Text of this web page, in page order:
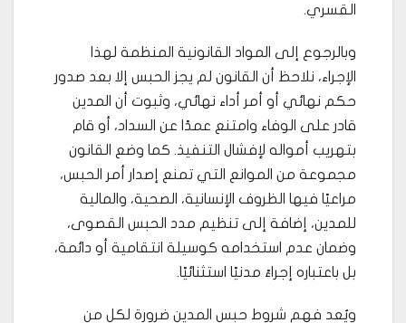
القسري.
وبالرجوع إلى المواد القانونية المنظمة لهذا
الإجراء، نلاحظ أن القانون لم يجز الحبس إلا بعد صدور
حكم نهائي أو أمر أداء نهائي، وثبوت أن المدين
قادر على الوفاء وامتنع عمدًا عن السداد، أو قام
بتهريب أمواله لإفشال التنفيذ. كما وضع القانون
مجموعة من الموانع التي تمنع إصدار أمر الحبس،
مراعيًا فيها الظروف الإنسانية، الصحية، والمالية
للمدين، إضافة إلى تنظيم مدد الحبس القصوى،
وضمان عدم استخدامه كوسيلة انتقامية أو دائمة،
بل باعتباره إجراءً مدنيًا استثنائيًا.
ويُعد فهم شروط حبس المدين ضرورة لكل من